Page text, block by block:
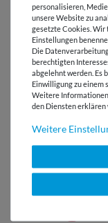
DETAILS
PFLEGEHINWEIS
BEWERTUNGEN ( 3 )
personalisieren,
unsere Website zu
gesetzte Cookies. Wir
Einstellungen
Die
berechtigten
abgelehnt werden. Es
Einwilligung zu einem
Weitere
den Diensten erklären
Weitere